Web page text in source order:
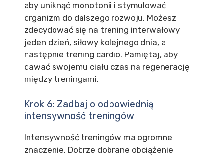
aby uniknąć monotonii i stymulować
organizm do dalszego rozwoju. Możesz
zdecydować się na trening interwałowy
jeden dzień, siłowy kolejnego dnia, a
następnie trening cardio. Pamiętaj, aby
dawać swojemu ciału czas na regenerację
między treningami.
Krok 6: Zadbaj o odpowiednią
intensywność treningów
Intensywność treningów ma ogromne
znaczenie. Dobrze dobrane obciążenie